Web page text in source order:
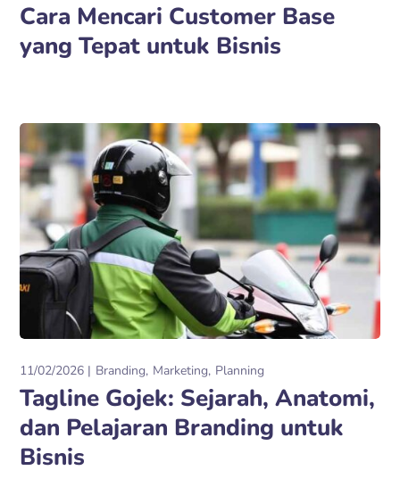
Cara Mencari Customer Base
yang Tepat untuk Bisnis
11/02/2026 Branding Marketing Planning
Tagline Gojek: Sejarah, Anatomi,
dan Pelajaran Branding untuk
Bisnis